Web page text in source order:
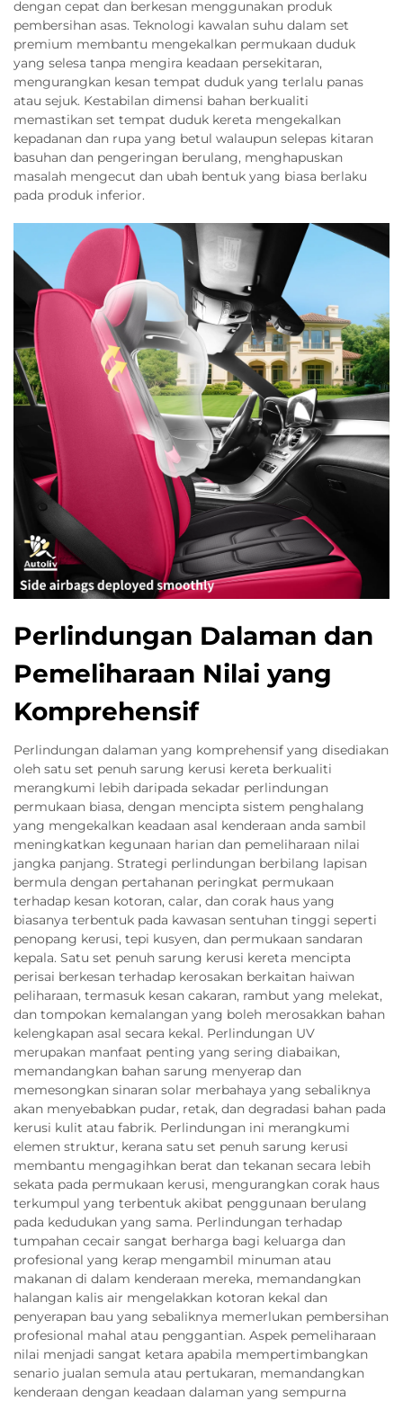
dengan cepat dan berkesan menggunakan produk
pembersihan asas. Teknologi kawalan suhu dalam set
premium membantu mengekalkan permukaan duduk
yang selesa tanpa mengira keadaan persekitaran,
mengurangkan kesan tempat duduk yang terlalu panas
atau sejuk. Kestabilan dimensi bahan berkualiti
memastikan set tempat duduk kereta mengekalkan
kepadanan dan rupa yang betul walaupun selepas kitaran
basuhan dan pengeringan berulang, menghapuskan
masalah mengecut dan ubah bentuk yang biasa berlaku
pada produk inferior.
Perlindungan Dalaman dan
Pemeliharaan Nilai yang
Komprehensif
Perlindungan dalaman yang komprehensif yang disediakan
oleh satu set penuh sarung kerusi kereta berkualiti
merangkumi lebih daripada sekadar perlindungan
permukaan biasa, dengan mencipta sistem penghalang
yang mengekalkan keadaan asal kenderaan anda sambil
meningkatkan kegunaan harian dan pemeliharaan nilai
jangka panjang. Strategi perlindungan berbilang lapisan
bermula dengan pertahanan peringkat permukaan
terhadap kesan kotoran, calar, dan corak haus yang
biasanya terbentuk pada kawasan sentuhan tinggi seperti
penopang kerusi, tepi kusyen, dan permukaan sandaran
kepala. Satu set penuh sarung kerusi kereta mencipta
perisai berkesan terhadap kerosakan berkaitan haiwan
peliharaan, termasuk kesan cakaran, rambut yang melekat,
dan tompokan kemalangan yang boleh merosakkan bahan
kelengkapan asal secara kekal. Perlindungan UV
merupakan manfaat penting yang sering diabaikan,
memandangkan bahan sarung menyerap dan
memesongkan sinaran solar merbahaya yang sebaliknya
akan menyebabkan pudar, retak, dan degradasi bahan pada
kerusi kulit atau fabrik. Perlindungan ini merangkumi
elemen struktur, kerana satu set penuh sarung kerusi
membantu mengagihkan berat dan tekanan secara lebih
sekata pada permukaan kerusi, mengurangkan corak haus
terkumpul yang terbentuk akibat penggunaan berulang
pada kedudukan yang sama. Perlindungan terhadap
tumpahan cecair sangat berharga bagi keluarga dan
profesional yang kerap mengambil minuman atau
makanan di dalam kenderaan mereka, memandangkan
halangan kalis air mengelakkan kotoran kekal dan
penyerapan bau yang sebaliknya memerlukan pembersihan
profesional mahal atau penggantian. Aspek pemeliharaan
nilai menjadi sangat ketara apabila mempertimbangkan
senario jualan semula atau pertukaran, memandangkan
kenderaan dengan keadaan dalaman yang sempurna